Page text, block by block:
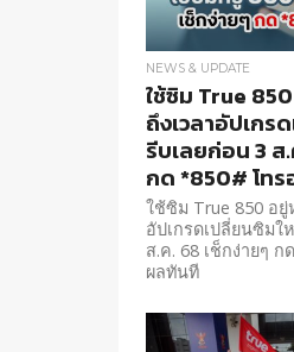
NEWS & UPDATE
ใช้ซิม True
ถึงเวลาอัปเกร
รีบเลยก่อน 3 ส
กด *850# โท
ใช้ซิม True 850 อยู่
อัปเกรดเปลี่ยนซิมใ
ส.ค. 68 เช็กง่ายๆ
ผลทันที